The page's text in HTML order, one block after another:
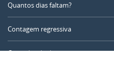
Quantos dias faltam?
Contagem regressiva
Contador de dias